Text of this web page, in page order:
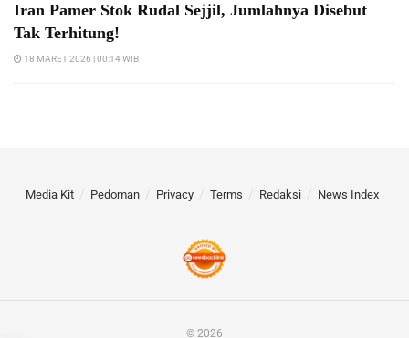
Iran Pamer Stok Rudal Sejjil, Jumlahnya Disebut
Tak Terhitung!
18 MARET 2026 | 00:14 WIB
Media Kit Pedoman Privacy Terms Redaksi News Index
© 2026